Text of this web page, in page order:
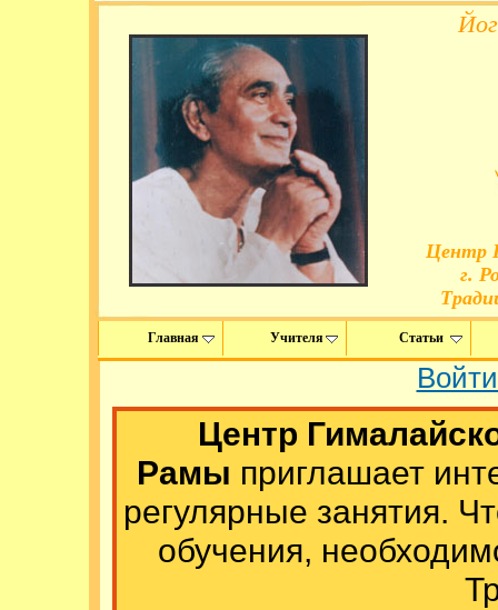
Центр
г.
Главная Учителя Статьи
Центр
Рамы приглашает
регулярные занятия.
обучения,